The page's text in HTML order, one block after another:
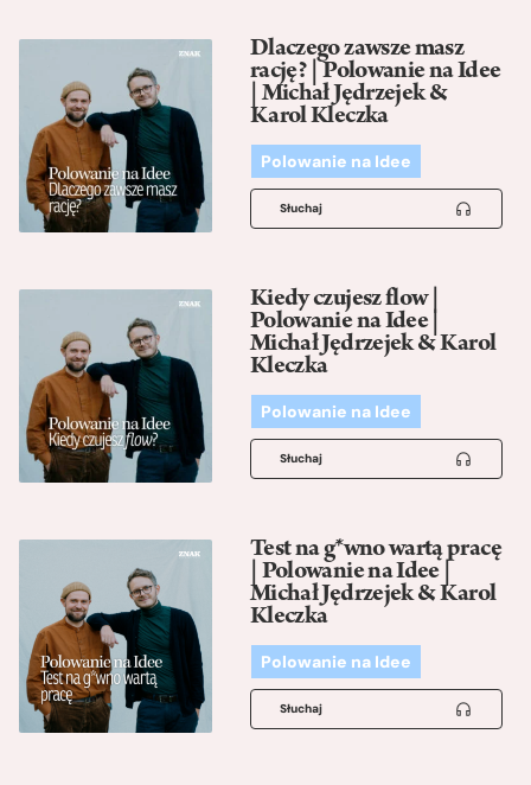
Dlaczego zawsze masz
rację? | Polowanie na Idee
| Michał Jędrzejek &
Karol Kleczka
Polowanie na Idee
Słuchaj
Kiedy czujesz flow |
Polowanie na Idee |
Michał Jędrzejek & Karol
Kleczka
Polowanie na Idee
Słuchaj
Test na g*wno wartą pracę
| Polowanie na Idee |
Michał Jędrzejek & Karol
Kleczka
Polowanie na Idee
Słuchaj